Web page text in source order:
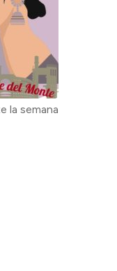
la semana